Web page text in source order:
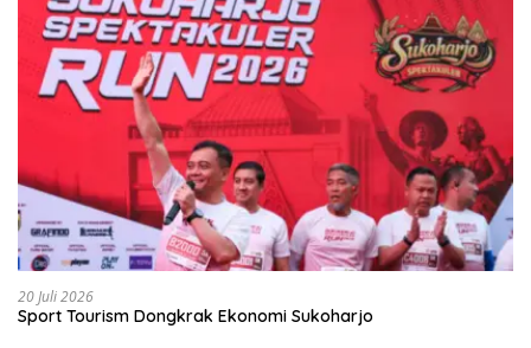
20 Juli 2026
Sport Tourism Dongkrak Ekonomi Sukoharjo